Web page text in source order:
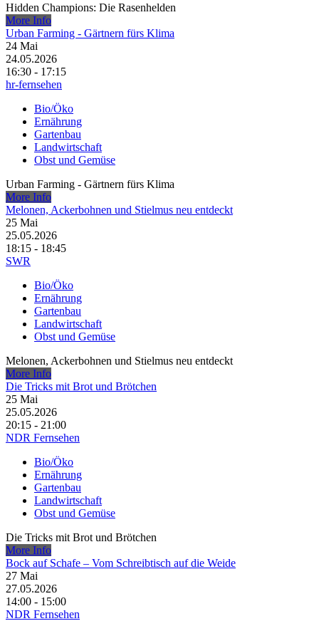
Hidden Champions: Die Rasenhelden
More Info
Urban Farming - Gärtnern fürs Klima
24 Mai
24.05.2026
16:30 - 17:15
hr-fernsehen
Bio/Öko
Ernährung
Gartenbau
Landwirtschaft
Obst und Gemüse
Urban Farming - Gärtnern fürs Klima
More Info
Melonen, Ackerbohnen und Stielmus neu entdeckt
25 Mai
25.05.2026
18:15 - 18:45
SWR
Bio/Öko
Ernährung
Gartenbau
Landwirtschaft
Obst und Gemüse
Melonen, Ackerbohnen und Stielmus neu entdeckt
More Info
Die Tricks mit Brot und Brötchen
25 Mai
25.05.2026
20:15 - 21:00
NDR Fernsehen
Bio/Öko
Ernährung
Gartenbau
Landwirtschaft
Obst und Gemüse
Die Tricks mit Brot und Brötchen
More Info
Bock auf Schafe – Vom Schreibtisch auf die Weide
27 Mai
27.05.2026
14:00 - 15:00
NDR Fernsehen